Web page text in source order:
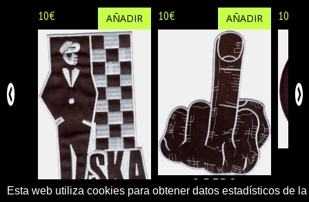
10€ AÑADIR 10€ AÑADIR
2.DEDO
10€
Esta web utiliza cookies para obtener datos estadísticos de la